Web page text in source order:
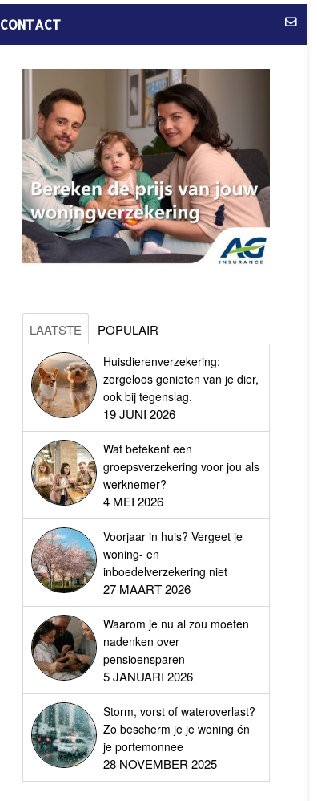
CONTACT
LAATSTE POPULAIR
Huisdierenverzekering:
zorgeloos genieten van je dier,
ook bij tegenslag.
19 JUNI 2026
Wat betekent een
groepsverzekering voor jou als
werknemer?
4 MEI 2026
Voorjaar in huis? Vergeet je
woning- en
inboedelverzekering niet
27 MAART 2026
Waarom je nu al zou moeten
nadenken over
pensioensparen
5 JANUARI 2026
Storm, vorst of wateroverlast?
Zo bescherm je je woning én
je portemonnee
28 NOVEMBER 2025